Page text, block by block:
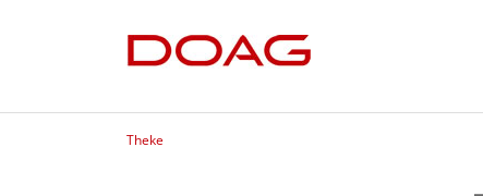
Theke